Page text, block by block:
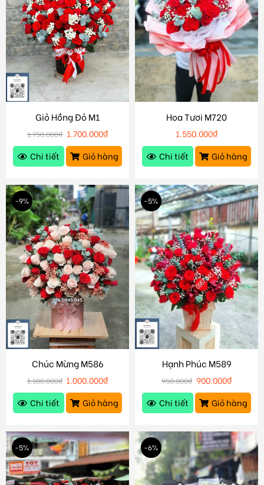
Giỏ Hồng Đỏ M1
1.750.000₫ 1.700.000₫
Chi tiết
Giỏ hàng
Hoa Tươi M720
1.550.000₫
Chi tiết
Giỏ hàng
-9%
Chúc Mừng M586
1.100.000₫ 1.000.000₫
Chi tiết
Giỏ hàng
-5%
Hạnh Phúc M589
950.000₫ 900.000₫
Chi tiết
Giỏ hàng
-5% -6%